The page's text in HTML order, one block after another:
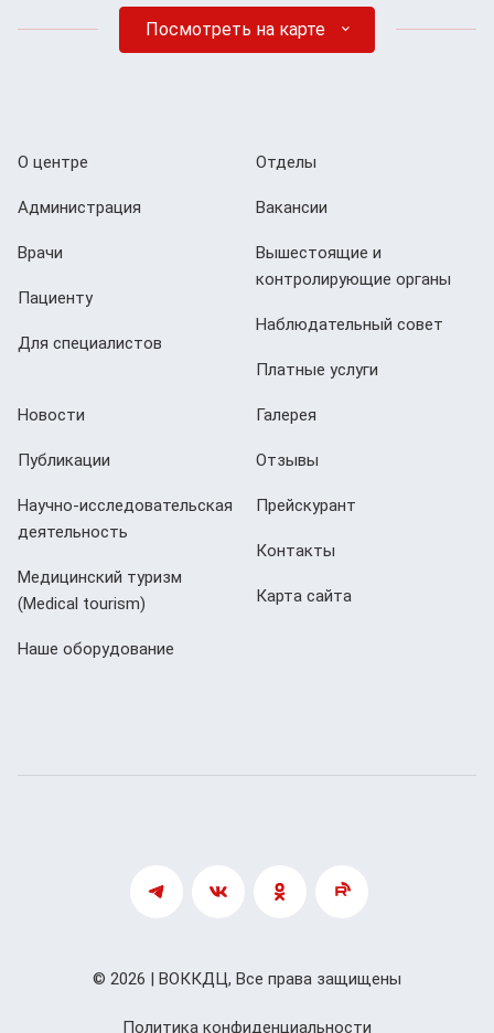
Посмотреть на карте
О центре
Администрация
Врачи
Пациенту
Для специалистов
Отделы
Вакансии
Вышестоящие и
контролирующие органы
Наблюдательный совет
Платные услуги
Новости
Публикации
Научно-исследовательская
деятельность
Медицинский туризм
(Мedical tourism)
Наше оборудование
Галерея
Отзывы
Прейскурант
Контакты
Карта сайта
Политика конфиденциальности
© 2026 | ВОККДЦ, Все права защищены